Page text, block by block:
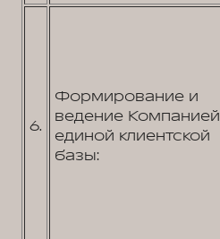
6.
Формирование и
ведение Компанией
единой клиентской
базы: